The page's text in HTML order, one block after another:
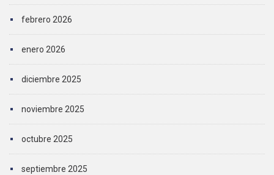
febrero 2026
enero 2026
diciembre 2025
noviembre 2025
octubre 2025
septiembre 2025